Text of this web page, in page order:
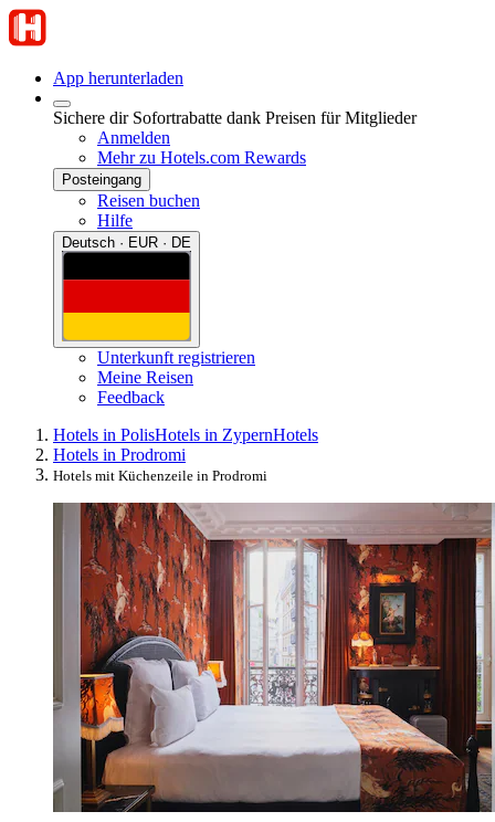
App herunterladen
Sichere dir Sofortrabatte dank Preisen für Mitglieder
Anmelden
Mehr zu Hotels.com Rewards
Posteingang
Reisen buchen
Hilfe
Deutsch · EUR · DE
Unterkunft registrieren
Meine Reisen
Feedback
Hotels in PolisHotels in ZypernHotels
Hotels in Prodromi
Hotels mit Küchenzeile in Prodromi